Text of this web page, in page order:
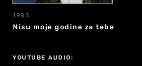
1983.
Nisu moje godine za tebe
YOUTUBE AUDIO: